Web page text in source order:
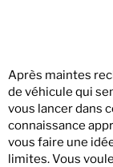
Après maintes
de véhicule qui
vous lancer dans
connaissance
vous faire une
limites. Vous